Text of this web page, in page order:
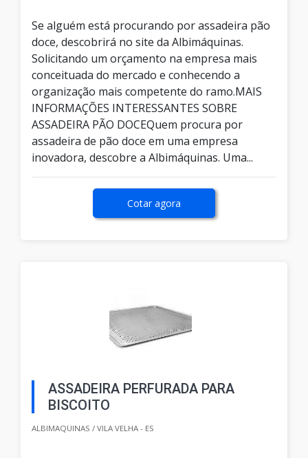
Se alguém está procurando por assadeira pão
doce, descobrirá no site da Albimáquinas.
Solicitando um orçamento na empresa mais
conceituada do mercado e conhecendo a
organização mais competente do ramo.MAIS
INFORMAÇÕES INTERESSANTES SOBRE
ASSADEIRA PÃO DOCEQuem procura por
assadeira de pão doce em uma empresa
inovadora, descobre a Albimáquinas. Uma...
Cotar agora
ASSADEIRA PERFURADA PARA
BISCOITO
ALBIMAQUINAS / VILA VELHA - ES